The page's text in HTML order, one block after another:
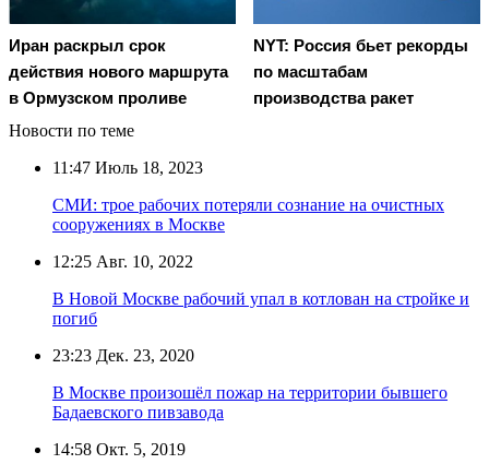
Иран раскрыл срок
действия нового маршрута
в Ормузском проливе
NYT: Россия бьет рекорды
по масштабам
производства ракет
Новости по теме
11:47 Июль 18, 2023
СМИ: трое рабочих потеряли сознание на очистных
сооружениях в Москве
12:25 Авг. 10, 2022
В Новой Москве рабочий упал в котлован на стройке и
погиб
23:23 Дек. 23, 2020
В Москве произошёл пожар на территории бывшего
Бадаевского пивзавода
14:58 Окт. 5, 2019